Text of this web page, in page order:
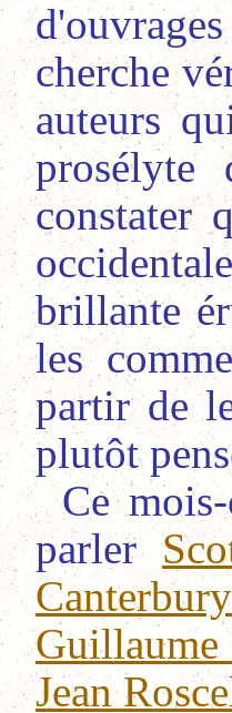
cherche
auteurs
prosélyte
constater
brillante
les
partir de
plutôt
Ce
parler
Canterbury
Jean